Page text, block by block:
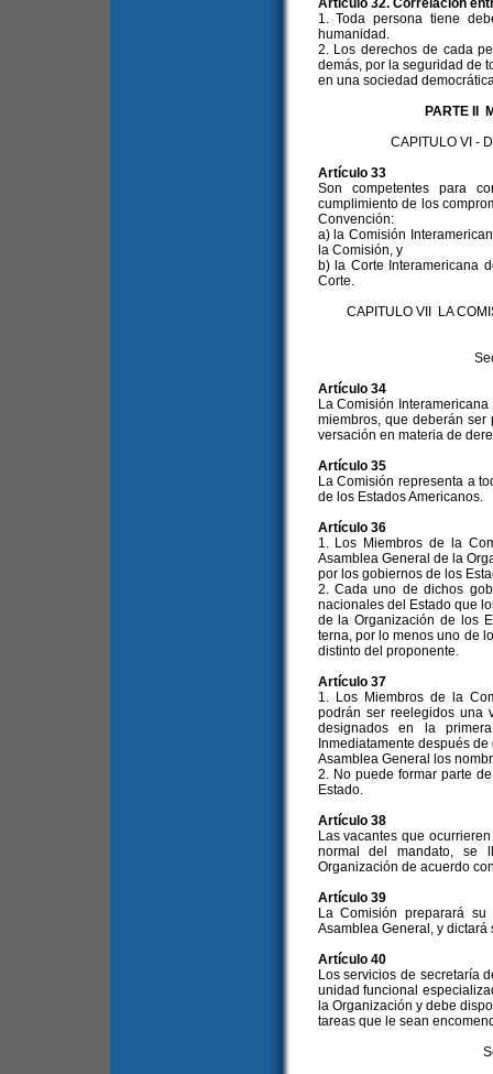
Artículo 32. Correlación
1. Toda persona tiene
humanidad.
2. Los derechos de cada
demás, por la seguridad de
en una sociedad
PARTE II
CAPITULO VI -
Artículo 33
Son competentes para
cumplimiento de los
Convención:
a) la Comisión
la Comisión, y
b) la Corte Interamericana
Corte.
CAPITULO VII LA
Artículo 34
La Comisión
miembros, que deberán
versación en materia de
Artículo 35
La Comisión representa a
de los Estados Americanos.
Artículo 36
1. Los Miembros de la
Asamblea General de la
por los gobiernos de los
2. Cada uno de dichos
nacionales del Estado que
de la Organización de los
terna, por lo menos uno de
distinto del proponente.
Artículo 37
1. Los Miembros de la
podrán ser reelegidos una
designados en la
Inmediatamente después
Asamblea General los
2. No puede formar parte
Estado.
Artículo 38
Las vacantes que
normal del mandato, se
Organización de acuerdo
Artículo 39
La Comisión preparará
Asamblea General, y
Artículo 40
Los servicios de secretaría
unidad funcional
la Organización y debe
tareas que le sean